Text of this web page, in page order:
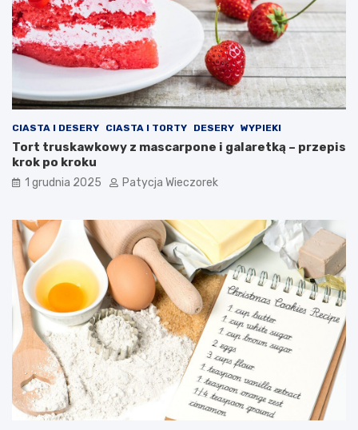
CIASTA I DESERY CIASTA I TORTY DESERY WYPIEKI
Tort truskawkowy z mascarpone i galaretką – przepis
krok po kroku
1 grudnia 2025 Patycja Wieczorek